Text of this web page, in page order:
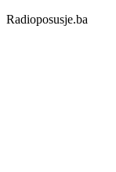
Radioposusje.ba